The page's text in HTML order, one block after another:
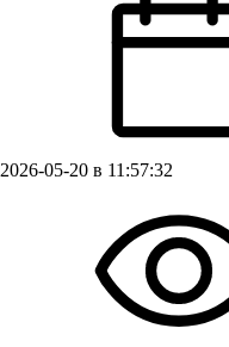
2026-05-20 в 11:57:32